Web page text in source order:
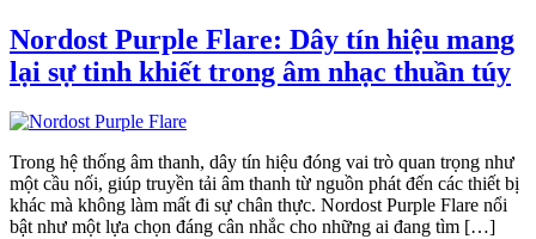
Nordost Purple Flare: Dây tín hiệu mang
lại sự tinh khiết trong âm nhạc thuần túy
Trong hệ thống âm thanh, dây tín hiệu đóng vai trò quan trọng như
một cầu nối, giúp truyền tải âm thanh từ nguồn phát đến các thiết bị
khác mà không làm mất đi sự chân thực. Nordost Purple Flare nổi
bật như một lựa chọn đáng cân nhắc cho những ai đang tìm […]